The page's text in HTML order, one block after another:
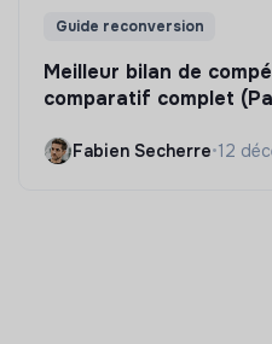
Guide reconversion
Meilleur bilan de
comparatif complet
Fabien Secherre•12